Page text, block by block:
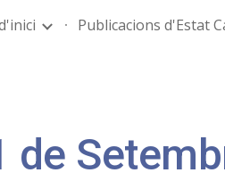
Publicacions d'Estat
de